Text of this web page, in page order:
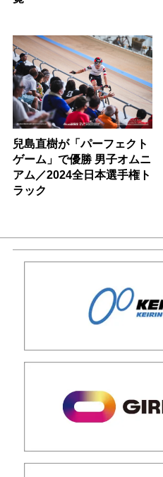
兒島直樹が「パーフェクト
ゲーム」で優勝 男子オムニ
アム／2024全日本選手権ト
ラック